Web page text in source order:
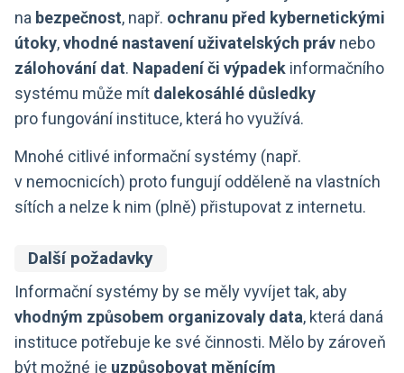
na bezpečnost, např. ochranu před kybernetickými
útoky,vhodné nastavení uživatelských práv nebo
zálohování dat. Napadení či výpadek informačního
systému může mít dalekosáhlé důsledky
pro fungování instituce, která ho využívá.
Mnohé citlivé informační systémy (např.
v nemocnicích) proto fungují odděleně na vlastních
sítích a nelze k nim (plně) přistupovat z internetu.
Další požadavky
Informační systémy by se měly vyvíjet tak, aby
vhodným způsobem organizovaly data, která daná
instituce potřebuje ke své činnosti. Mělo by zároveň
být možné je uzpůsobovat měnícím